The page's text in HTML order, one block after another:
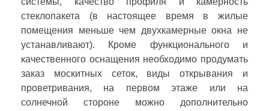
стеклопакета (в настоящее время в жилые
помещения меньше чем двухкамерные окна не
устанавливают). Кроме функционального и
качественного оснащения необходимо продумать
заказ москитных сеток, виды открывания и
проветривания, на первом этаже или на
солнечной стороне можно дополнительно